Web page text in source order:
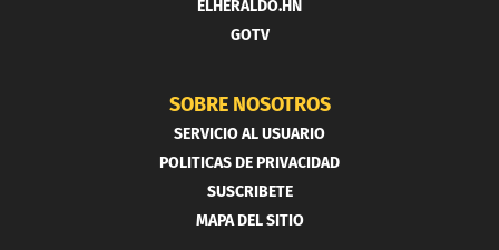
ELHERALDO.HN
GOTV
SOBRE NOSOTROS
SERVICIO AL USUARIO
POLITICAS DE PRIVACIDAD
SUSCRIBETE
MAPA DEL SITIO